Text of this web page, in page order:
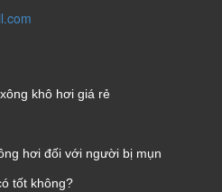
khô hơi giá rẻ
hơi đối với người bị mụn
tốt không?